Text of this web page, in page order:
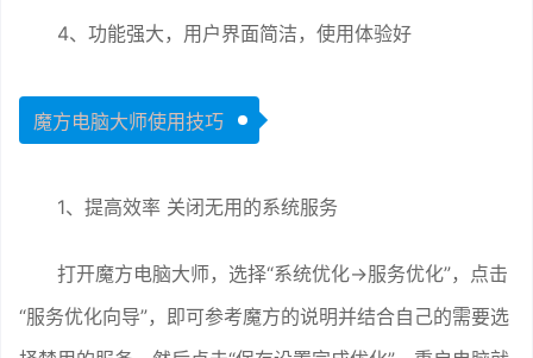
4、功能强大，用户界面简洁，使用体验好
魔方电脑大师使用技巧
1、提高效率 关闭无用的系统服务
打开魔方电脑大师，选择“系统优化→服务优化”，点击
“服务优化向导”，即可参考魔方的说明并结合自己的需要选